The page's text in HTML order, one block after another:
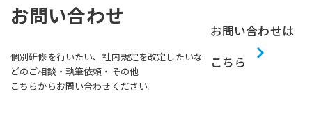
お問い合わせ
個別研修を行いたい、社内規定を改定したいな
どのご相談・執筆依頼・その他
こちらからお問い合わせください。
お問い合わせは
こちら